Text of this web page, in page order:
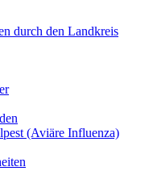
durch den Landkreis
(Aviäre Influenza)